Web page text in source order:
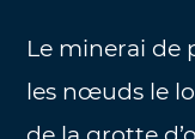
Le minerai de
les nœuds le